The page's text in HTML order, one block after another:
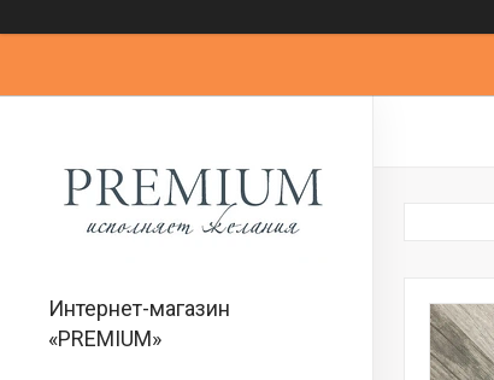
Интернет-магазин
«PREMIUM»